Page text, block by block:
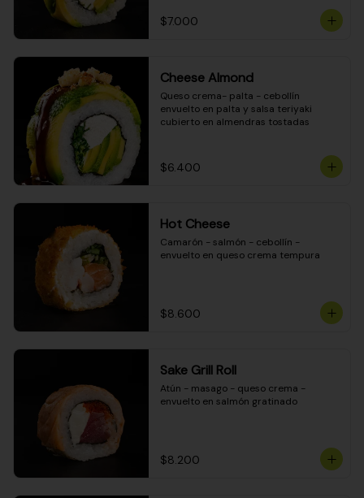
$7.000
Cheese Almond
Queso crema- palta - cebollín
envuelto en palta y salsa teriyaki
cubierto en almendras tostadas
$6.400
Hot Cheese
Camarón - salmón - cebollín -
envuelto en queso crema tempura
$8.600
Sake Grill Roll
Atún - masago - queso crema -
envuelto en salmón gratinado
$8.200